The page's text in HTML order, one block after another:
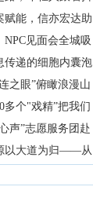
赋能，信亦宏达助
见面会全城吸
传递的细胞内囊泡
之眼”俯瞰浪漫山
多个"戏精”把我们
声”志愿服务团赴
以大道为归——从
营｜五大维度，解
，抖音生活服务